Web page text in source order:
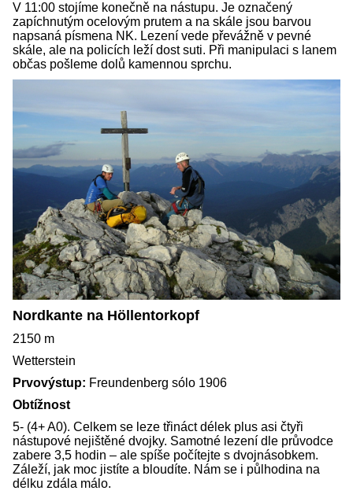
V 11:00 stojíme konečně na nástupu. Je označený
zapíchnutým ocelovým prutem a na skále jsou barvou
napsaná písmena NK. Lezení vede převážně v pevné
skále, ale na policích leží dost suti. Při manipulaci s lanem
občas pošleme dolů kamennou sprchu.
Nordkante na Höllentorkopf
2150 m
Wetterstein
Prvovýstup: Freundenberg sólo 1906
Obtížnost
5- (4+ A0). Celkem se leze třináct délek plus asi čtyři
nástupové nejištěné dvojky. Samotné lezení dle průvodce
zabere 3,5 hodin – ale spíše počítejte s dvojnásobkem.
Záleží, jak moc jistíte a bloudíte. Nám se i půlhodina na
délku zdála málo.